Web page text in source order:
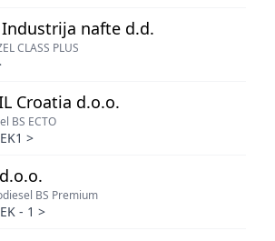
nafte d.d.
CLASS PLUS
Croatia d.o.o.
BS ECTO
>
BS Premium
- 1 >